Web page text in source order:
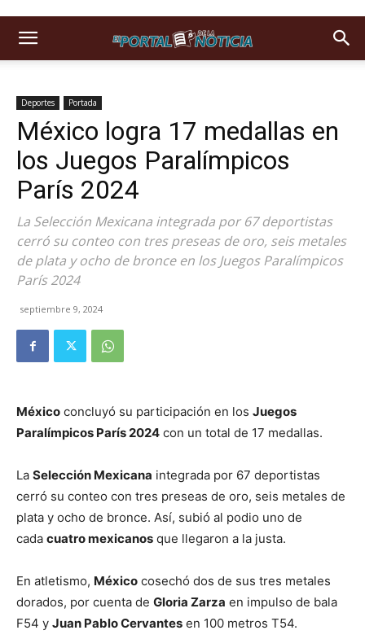
Deportes Portada
México logra 17 medallas en
los Juegos Paralímpicos
París 2024
La Selección Mexicana integrada por 67 deportistas
cerró su conteo con tres preseas de oro, seis metales
de plata y ocho de bronce en los Juegos Paralímpicos
París 2024
septiembre 9, 2024
México concluyó su participación en los Juegos
Paralímpicos París 2024 con un total de 17 medallas.
La Selección Mexicana integrada por 67 deportistas
cerró su conteo con tres preseas de oro, seis metales de
plata y ocho de bronce. Así, subió al podio uno de
cada cuatro mexicanos que llegaron a la justa.
En atletismo, México cosechó dos de sus tres metales
dorados, por cuenta de Gloria Zarza en impulso de bala
F54 y Juan Pablo Cervantes en 100 metros T54.